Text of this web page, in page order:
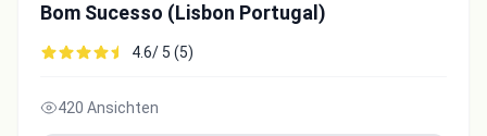
Bom Sucesso (Lisbon Portugal)
4.6/ 5 (5)
420 Ansichten